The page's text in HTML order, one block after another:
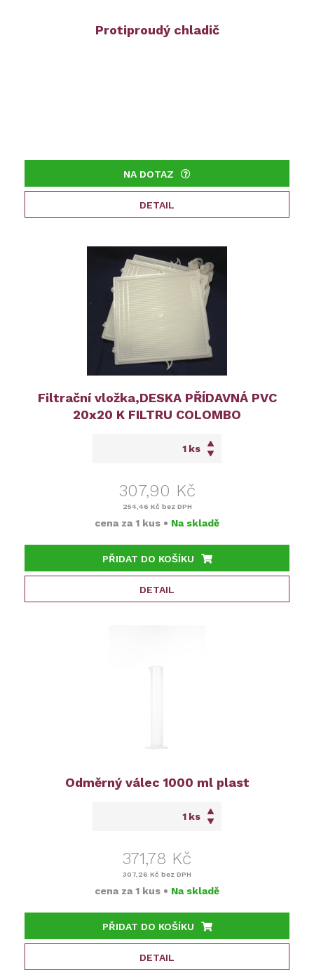
Protiproudý chladič
NA DOTAZ
DETAIL
Filtrační vložka,DESKA PŘÍDAVNÁ PVC
20x20 K FILTRU COLOMBO
ks
307,90 Kč
254,46 Kč bez DPH
cena za 1 kus • Na skladě
PŘIDAT DO KOŠÍKU
DETAIL
Odměrný válec 1000 ml plast
ks
371,78 Kč
307,26 Kč bez DPH
cena za 1 kus • Na skladě
PŘIDAT DO KOŠÍKU
DETAIL